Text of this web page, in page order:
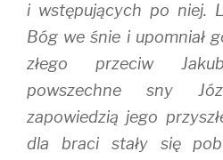
i wstępujących po niej.
Bóg we śnie i upomniał
złego przeciw
powszechne sny
zapowiedzią jego
dla braci stały się